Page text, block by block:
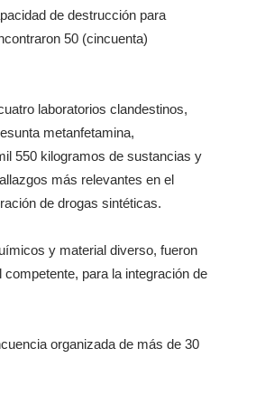
de destrucción para
50 (cincuenta)
laboratorios clandestinos,
metanfetamina,
550 kilogramos de sustancias y
más relevantes en el
de drogas sintéticas.
y material diverso, fueron
para la integración de
organizada de más de 30